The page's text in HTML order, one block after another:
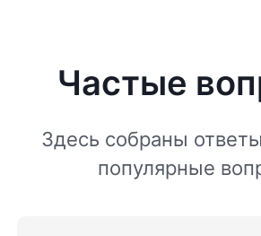
Частые
Здесь собраны
популярные